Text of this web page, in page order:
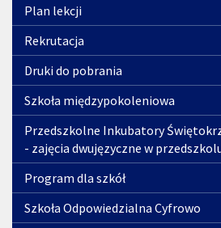
Plan lekcji
Rekrutacja
Druki do pobrania
Szkoła międzypokoleniowa
Przedszkolne Inkubatory
- zajęcia dwujęzyczne w
Program dla szkół
Szkoła Odpowiedzialna Cyfrowo